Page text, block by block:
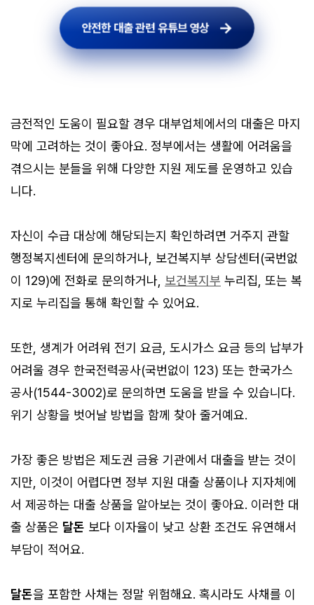
안전한 대출 관련 유튜브 영상
안전한 대출 관련 유튜브 영상
금전적인 도움이 필요할 경우 대부업체에서의 대출은 마지
막에 고려하는 것이 좋아요. 정부에서는 생활에 어려움을
겪으시는 분들을 위해 다양한 지원 제도를 운영하고 있습
니다.
자신이 수급 대상에 해당되는지 확인하려면 거주지 관할
행정복지센터에 문의하거나, 보건복지부 상담센터(국번없
이 129)에 전화로 문의하거나, 보건복지부 누리집, 또는 복
지로 누리집을 통해 확인할 수 있어요.
또한, 생계가 어려워 전기 요금, 도시가스 요금 등의 납부가
어려울 경우 한국전력공사(국번없이 123) 또는 한국가스
공사(1544-3002)로 문의하면 도움을 받을 수 있습니다.
위기 상황을 벗어날 방법을 함께 찾아 줄거예요.
가장 좋은 방법은 제도권 금융 기관에서 대출을 받는 것이
지만, 이것이 어렵다면 정부 지원 대출 상품이나 지자체에
서 제공하는 대출 상품을 알아보는 것이 좋아요. 이러한 대
출 상품은 달돈 보다 이자율이 낮고 상환 조건도 유연해서
부담이 적어요.
달돈을 포함한 사채는 정말 위험해요. 혹시라도 사채를 이